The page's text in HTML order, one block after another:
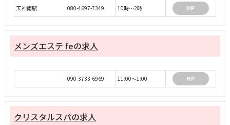
天神南駅 080-4697-7349 10時～2時 HP
メンズエステ feの求人
090-3733-6969 11:00～1:00 HP
クリスタルスパの求人